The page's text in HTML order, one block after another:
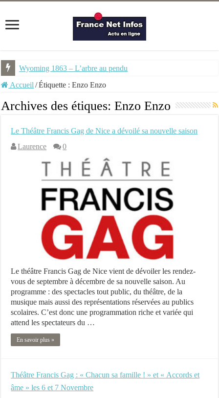
Wyoming 1863 – L’arbre au pendu
Accueil /Étiquette :Enzo Enzo
Archives des étiques:Enzo Enzo
Le Théâtre Francis Gag de Nice a dévoilé sa nouvelle saison
Laurence
0
Le théâtre Francis Gag de Nice vient de dévoiler les rendez-
vous de septembre à décembre de sa nouvelle saison. Au
programme : des spectacles tout public, du théâtre, de la
musique mais aussi des représentations réservées au publics
scolaires. C’est donc une programmation riche et variée qui
attend les spectateurs du …
En savoir plus »
Théâtre Francis Gag : « Chacun sa famille ! » et « Accords et
âme » les 6 et 7 Novembre